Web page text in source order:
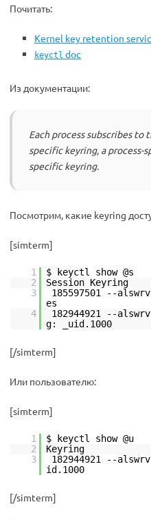
Почитать:
Kernel key retention
keyctl doc
Из документации:
Each process subscribes to
specific keyring, a process-
specific keyring.
Посмотрим, какие keyring
[simterm]
1
$ keyctl show @s
2
Session Keyring
3
185597501 --
es
4
182944921 --
g: _uid.1000
[/simterm]
Или пользователю:
[simterm]
1
$ keyctl show @u
2
Keyring
3
182944921 --
id.1000
[/simterm]